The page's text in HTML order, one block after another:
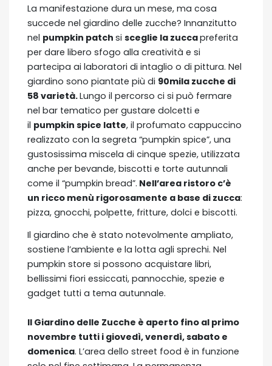
La manifestazione dura un mese, ma cosa
succede nel giardino delle zucche? Innanzitutto
nel pumpkin patch si sceglie la zuccapreferita
per dare libero sfogo alla creatività e si
partecipa ai laboratori di intaglio o di pittura. Nel
giardino sono piantate più di 90mila zucche di
58 varietà.Lungo il percorso ci si può fermare
nel bar tematico per gustare dolcetti e
il pumpkin spice latte, il profumato cappuccino
realizzato con la segreta “pumpkin spice”, una
gustosissima miscela di cinque spezie, utilizzata
anche per bevande, biscotti e torte autunnali
come il “pumpkin bread”. Nell’area ristoro c’è
un ricco menù rigorosamente a base di zucca:
pizza, gnocchi, polpette, fritture, dolci e biscotti.
Il giardino che è stato notevolmente ampliato,
sostiene l’ambiente e la lotta agli sprechi. Nel
pumpkin store si possono acquistare libri,
bellissimi fiori essiccati, pannocchie, spezie e
gadget tutti a tema autunnale.
Il Giardino delle Zucche è aperto fino al primo
novembre tutti i giovedì, venerdì, sabato e
domenica. L’area dello street food è in funzione